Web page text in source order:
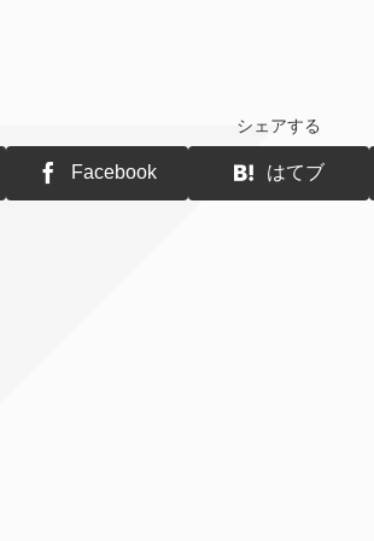
シェアする
Facebook はてブ